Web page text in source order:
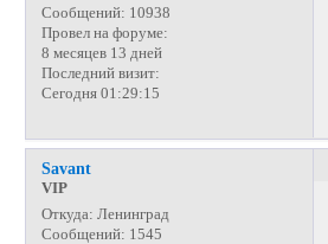
Сообщений: 10938
Провел на форуме:
8 месяцев 13 дней
Последний визит:
Сегодня 01:29:15
Savant
VIP
Откуда: Ленинград
Сообщений: 1545